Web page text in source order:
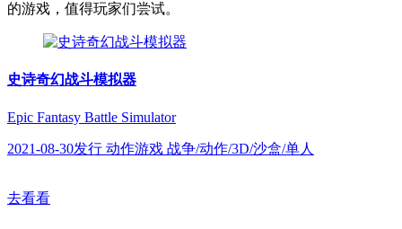
的游戏，值得玩家们尝试。
史诗奇幻战斗模拟器
Epic Fantasy Battle Simulator
2021-08-30发行 动作游戏 战争/动作/3D/沙盒/单人
去看看